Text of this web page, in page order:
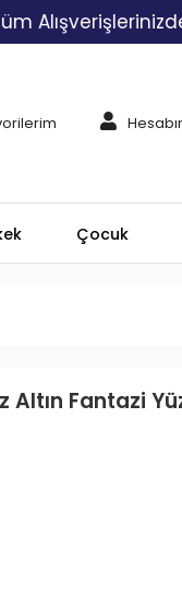
Çocuk
Altın Fantazi